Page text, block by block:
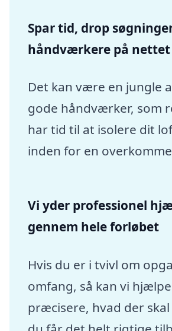
Spar tid, drop
håndværkere på nettet
Det kan være en jungle
gode håndværker, som
har tid til at isolere dit
inden for en
Vi yder professionel
gennem hele forløbet
Hvis du er i tvivl om
omfang, så kan vi
præcisere, hvad der skal